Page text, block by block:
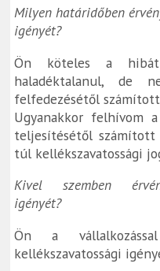
Milyen határidőben
igényét?
Ön köteles a hibát
haladéktalanul, de
felfedezésétől
Ugyanakkor felhívom
teljesítésétől
túl kellékszavatossági
Kivel szemben
igényét?
Ön a
kellékszavatossági